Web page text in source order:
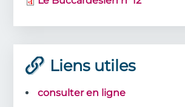
Liens utiles
consulter en ligne